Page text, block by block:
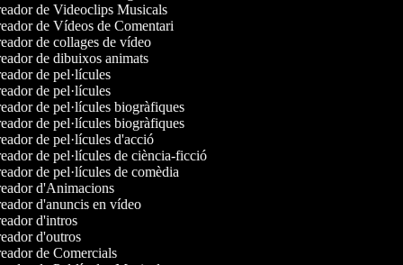
de Videoclips Musicals
de Vídeos de Comentari
de collages de vídeo
de dibuixos animats
de pel·lícules
de pel·lícules
de pel·lícules biogràfiques
de pel·lícules biogràfiques
de pel·lícules d'acció
de pel·lícules de ciència-ficció
de pel·lícules de comèdia
d'Animacions
d'anuncis en vídeo
d'intros
d'outros
de Comercials